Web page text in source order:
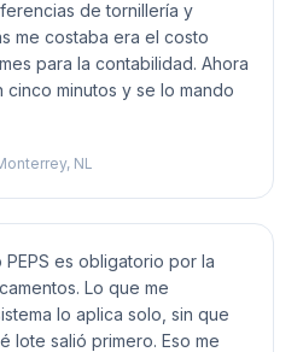
de tornillería y
me costaba era el costo
para la contabilidad. Ahora
minutos y se lo mando
NL
es obligatorio por la
Lo que me
lo aplica solo, sin que
lote salió primero. Eso me